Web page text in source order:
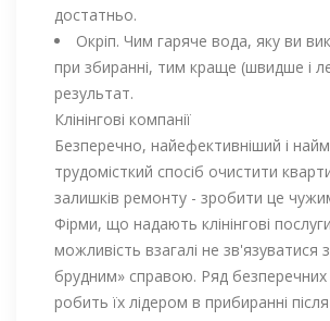
достатньо.
Окріп. Чим гаряче вода, яку ви
при збиранні, тим краще (швидше і
результат.
Клінінгові компанії
Безперечно, найефективніший і
трудомісткий спосіб очистити
залишків ремонту - зробити це
Фірми, що надають клінінгові
можливість взагалі не зв'язуватися з
брудним» справою. Ряд безперечних
робить їх лідером в прибиранні